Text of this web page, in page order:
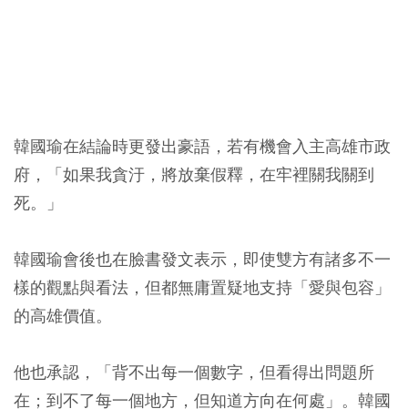
韓國瑜在結論時更發出豪語，若有機會入主高雄市政
府，「如果我貪汙，將放棄假釋，在牢裡關我關到
死。」
韓國瑜會後也在臉書發文表示，即使雙方有諸多不一
樣的觀點與看法，但都無庸置疑地支持「愛與包容」
的高雄價值。
他也承認，「背不出每一個數字，但看得出問題所
在；到不了每一個地方，但知道方向在何處」。韓國